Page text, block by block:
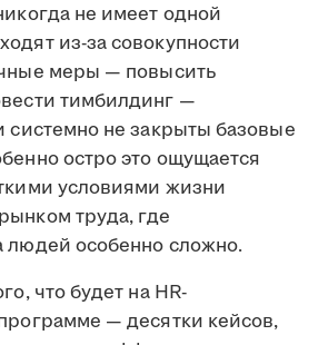
не имеет одной
из-за совокупности
меры — повысить
тимбилдинг —
системно не закрыты базовые
остро это ощущается
условиями жизни
труда, где
людей особенно сложно.
что будет на HR-
— десятки кейсов,